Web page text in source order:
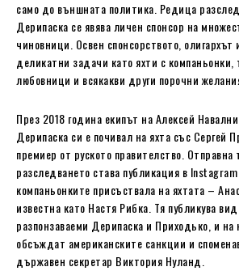
само до външната политика. Редица
Дерипаска се явява личен спонсор на
чиновници. Освен спонсорството, олигархът
деликатни задачи като яхти с компаньонки,
любовници и всякакви други порочни
През 2018 година екипът на Алексей
Дерипаска си е почивал на яхта със Сергей
премиер от руското правителство. Отправна
разследването става публикация в
компаньонките присъствала на яхтата –
известна като Настя Рибка. Тя публикува
разпонзаваеми Дерипаска и Приходько, и на
обсъждат американските санкции и
държавен секретар Виктория Нуланд.